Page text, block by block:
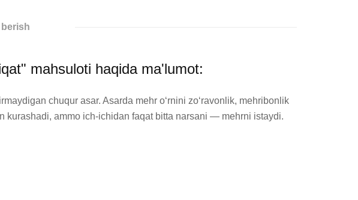
mahsuloti haqida ma'lumot:
chuqur asar. Asarda mehr o‘rnini zo‘ravonlik, mehribonlik
kurashadi, ammo ich-ichidan faqat bitta narsani — mehrni istaydi.